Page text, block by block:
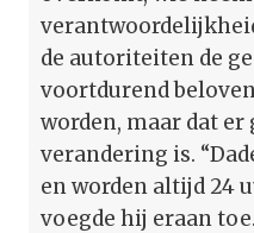
de autoriteiten de
voortdurend
worden, maar dat er
verandering is.
en worden altijd 24
voegde hij eraan toe.